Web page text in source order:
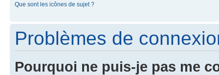
Que sont les icônes de sujet ?
Problèmes de
Pourquoi ne puis-je pas me